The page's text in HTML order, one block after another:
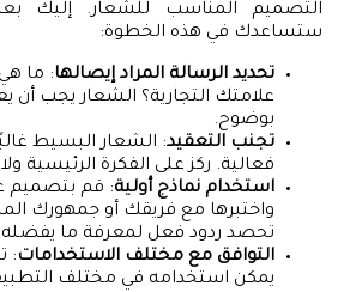
التصميم المناسب للشعار. إليك
ستساعدك في هذه الخطوة:
تحديد الرسالة المراد إيصالها: ما هي
علامتك التجارية؟ الشعار يجب
بوضوح.
تجنب التعقيد: الشعار البسيط
فعالية. ركز على الفكرة الرئيسية
استخدام نماذج أولية: قم بتصميم
واختبرها مع فريقك أو جمهورك
تحصد ردود فعل لمعرفة ما يفضله
التوافق مع مختلف الاستخدامات:
يمكن استخدامه في مختلف